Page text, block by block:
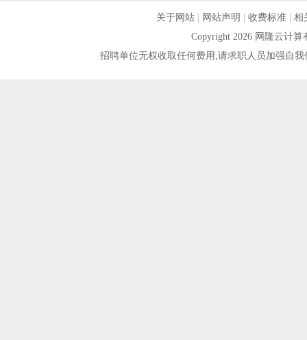
关于网站| 网站声明 收费标准| 相
Copyright 2026 网隆云计
招聘单位无权收取任何费用,请求职人员加强自